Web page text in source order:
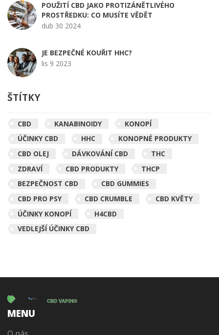
POUŽITÍ CBD JAKO PROTIZÁNĚTLIVÉHO
PROSTŘEDKU: CO MUSÍTE VĚDĚT
dub 30 2024
JE BEZPEČNÉ KOUŘIT HHC?
lis 9 2023
ŠTÍTKY
CBD KANABINOIDY
KONOPÍ
ÚČINKY CBD
HHC
KONOPNÉ PRODUKTY
CBD OLEJ
DÁVKOVÁNÍ CBD
THC
ZDRAVÍ
CBD PRODUKTY
THCP
BEZPEČNOST CBD
CBD GUMMIES
CBD PRO PSY
CBD CRUMBLE
CBD KVĚTY
ÚČINKY KONOPÍ
H4CBD
VEDLEJŠÍ ÚČINKY CBD
MENU